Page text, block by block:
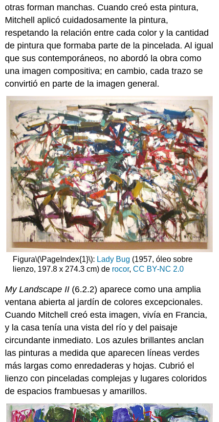
otras forman manchas. Cuando creó esta pintura,
Mitchell aplicó cuidadosamente la pintura,
respetando la relación entre cada color y la cantidad
de pintura que formaba parte de la pincelada. Al igual
que sus contemporáneos, no abordó la obra como
una imagen compositiva; en cambio, cada trazo se
convirtió en parte de la imagen general.
Figura\(\PageIndex{1}\): Lady Bug (1957, óleo sobre
lienzo, 197.8 x 274.3 cm) de rocor, CC BY-NC 2.0
My Landscape II (6.2.2) aparece como una amplia
ventana abierta al jardín de colores excepcionales.
Cuando Mitchell creó esta imagen, vivía en Francia,
y la casa tenía una vista del río y del paisaje
circundante inmediato. Los azules brillantes anclan
las pinturas a medida que aparecen líneas verdes
más largas como enredaderas y hojas. Cubrió el
lienzo con pinceladas complejas y lugares coloridos
de espacios frambuesas y amarillos.